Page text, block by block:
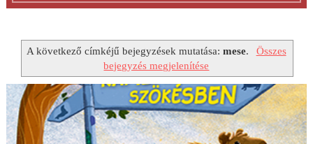
A következő címkéjű bejegyzések mutatása:mese.
Összes
bejegyzés megjelenítése